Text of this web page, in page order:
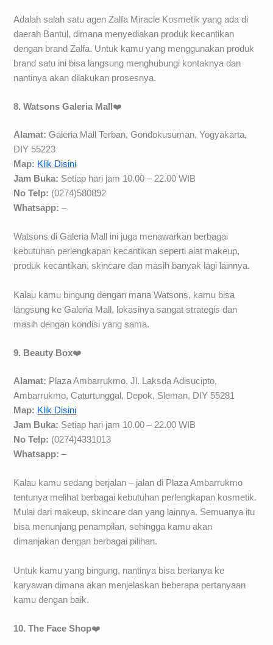
Adalah salah satu agen Zalfa Miracle Kosmetik yang ada di
daerah Bantul, dimana menyediakan produk kecantikan
dengan brand Zalfa. Untuk kamu yang menggunakan produk
brand satu ini bisa langsung menghubungi kontaknya dan
nantinya akan dilakukan prosesnya.
8. Watsons Galeria Mall ❤️
Alamat: Galeria Mall Terban, Gondokusuman, Yogyakarta,
DIY 55223
Map: Klik Disini
Jam Buka: Setiap hari jam 10.00 – 22.00 WIB
No Telp: (0274)580892
Whatsapp:–
Watsons di Galeria Mall ini juga menawarkan berbagai
kebutuhan perlengkapan kecantikan seperti alat makeup,
produk kecantikan, skincare dan masih banyak lagi lainnya.
Kalau kamu bingung dengan mana Watsons, kamu bisa
langsung ke Galeria Mall, lokasinya sangat strategis dan
masih dengan kondisi yang sama.
9. Beauty Box❤️
Alamat: Plaza Ambarrukmo, Jl. Laksda Adisucipto,
Ambarrukmo, Caturtunggal, Depok, Sleman, DIY 55281
Map: Klik Disini
Jam Buka: Setiap hari jam 10.00 – 22.00 WIB
No Telp: (0274)4331013
Whatsapp: –
Kalau kamu sedang berjalan – jalan di Plaza Ambarrukmo
tentunya melihat berbagai kebutuhan perlengkapan kosmetik.
Mulai dari makeup, skincare dan yang lainnya. Semuanya itu
bisa menunjang penampilan, sehingga kamu akan
dimanjakan dengan berbagai pilihan.
Untuk kamu yang bingung, nantinya bisa bertanya ke
karyawan dimana akan menjelaskan beberapa pertanyaan
kamu dengan baik.
10. The Face Shop❤️